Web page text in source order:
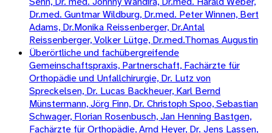
Dr.med. Guntmar Wildburg, Dr.med. Peter Winnen, Bert
Adams, Dr.Monika Reissenberger, Dr.Antal
Reissenberger, Volker Lütge, Dr.med.Thomas Augustin
Überörtliche und fachübergreifende
Gemeinschaftspraxis, Partnerschaft, Fachärzte für
Orthopädie und Unfallchirurgie, Dr. Lutz von
Spreckelsen, Dr. Lucas Backheuer, Karl Bernd
Münstermann, Jörg Finn, Dr. Christoph Spoo, Sebastian
Schwager, Florian Rosenbusch, Jan Henning Bastgen,
Fachärzte für Orthopädie, Arnd Heyer, Dr. Jens Lassen,